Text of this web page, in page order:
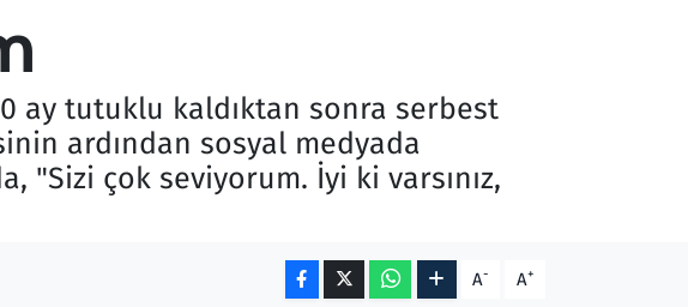
ay tutuklu kaldıktan sonra serbest
ardından sosyal medyada
"Sizi çok seviyorum. İyi ki varsınız,
A- A+